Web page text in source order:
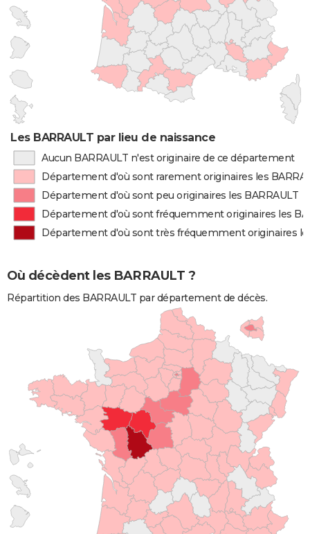
Les BARRAULT par lieu de naissance
Aucun BARRAULT n'est originaire de ce département
Département d'où sont rarement originaires les
Département d'où sont peu originaires les BARRAULT
Département d'où sont fréquemment originaires les
Département d'où sont très fréquemment originaires
Où décèdent les BARRAULT ?
Répartition des BARRAULT par département de décès.